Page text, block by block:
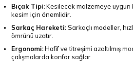
Bıçak Tipi:Kesilecek malzemeye uygun
kesim için önemlidir.
Sarkaç Hareketi:Sarkaçlı modeller,
ömrünü uzatır.
Ergonomi:Hafif ve titreşimi azaltılmış
çalışmalarda konfor sağlar.